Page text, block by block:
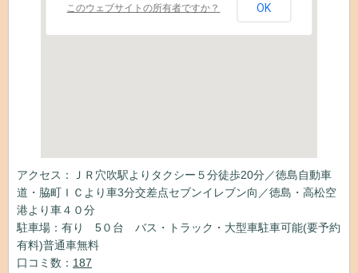
このウェブサイトの所有者ですか？ OK
アクセス：ＪＲ穴吹駅よりタクシー５分徒歩20分／徳島自動車
道・脇町ＩＣより車3分交差点セブンイレブン向／徳島・高松空
港より車４０分
駐車場：有り 5０台 バス・トラック・大型車駐車可能(要予約
有料)普通車無料
口コミ数： 187